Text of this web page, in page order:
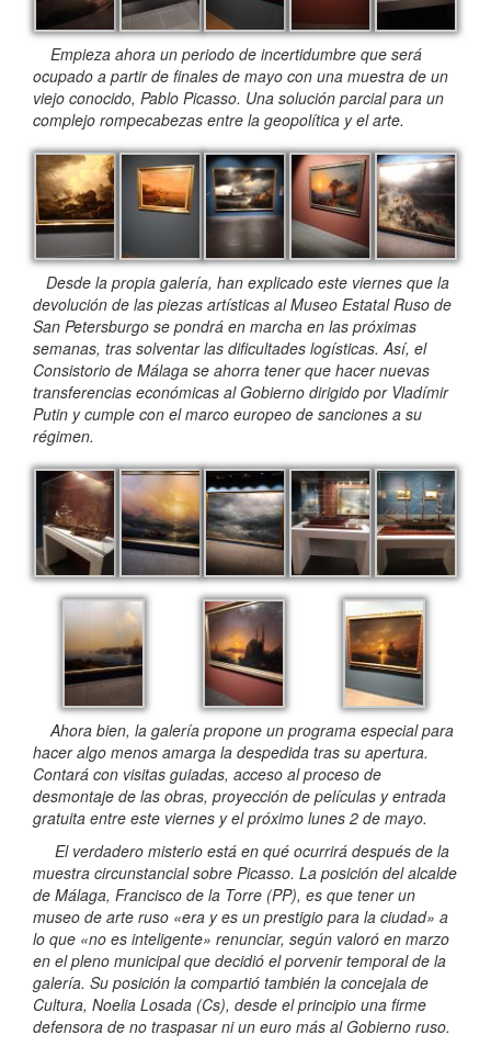
Empieza ahora un periodo de incertidumbre que será
ocupado a partir de finales de mayo con una muestra de un
viejo conocido, Pablo Picasso. Una solución parcial para un
complejo rompecabezas entre la geopolítica y el arte.
Desde la propia galería, han explicado este viernes que la
devolución de las piezas artísticas al Museo Estatal Ruso de
San Petersburgo se pondrá en marcha en las próximas
semanas, tras solventar las dificultades logísticas. Así, el
Consistorio de Málaga se ahorra tener que hacer nuevas
transferencias económicas al Gobierno dirigido por Vladímir
Putin y cumple con el marco europeo de sanciones a su
régimen.
Ahora bien, la galería propone un programa especial para
hacer algo menos amarga la despedida tras su apertura.
Contará con visitas guiadas, acceso al proceso de
desmontaje de las obras, proyección de películas y entrada
gratuita entre este viernes y el próximo lunes 2 de mayo.
El verdadero misterio está en qué ocurrirá después de la
muestra circunstancial sobre Picasso. La posición del alcalde
de Málaga, Francisco de la Torre (PP), es que tener un
museo de arte ruso «era y es un prestigio para la ciudad» a
lo que «no es inteligente» renunciar, según valoró en marzo
en el pleno municipal que decidió el porvenir temporal de la
galería. Su posición la compartió también la concejala de
Cultura, Noelia Losada (Cs), desde el principio una firme
defensora de no traspasar ni un euro más al Gobierno ruso.